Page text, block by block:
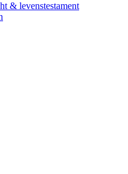
& levenstestament